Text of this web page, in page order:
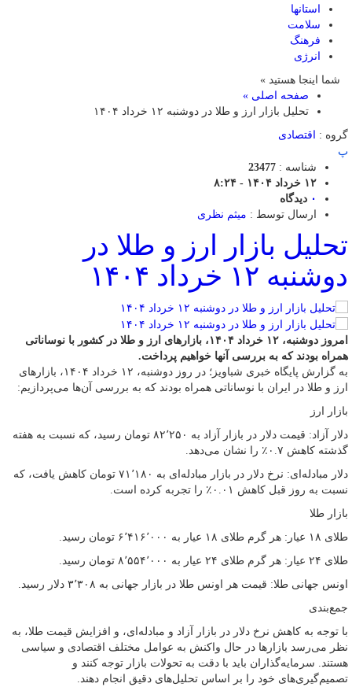
استانها
سلامت
فرهنگ
انرژی
شما اینجا هستید »
صفحه اصلی »
تحلیل بازار ارز و طلا در دوشنبه ۱۲ خرداد ۱۴۰۴
گروه :
اقتصادی
پ
شناسه : 23477
۱۲ خرداد ۱۴۰۴ - ۸:۲۴
۰ دیدگاه
ارسال توسط : میثم نظری
تحلیل بازار ارز و طلا در
دوشنبه ۱۲ خرداد ۱۴۰۴
امروز دوشنبه، ۱۲ خرداد ۱۴۰۴، بازارهای ارز و طلا در کشور با نوساناتی
همراه بودند که به بررسی آنها خواهیم پرداخت.
به گزارش پایگاه خبری شباویز؛ در روز دوشنبه، ۱۲ خرداد ۱۴۰۴، بازارهای
ارز و طلا در ایران با نوساناتی همراه بودند که به بررسی آن‌ها می‌پردازیم:
بازار ارز
دلار آزاد: قیمت دلار در بازار آزاد به ۸۲٬۲۵۰ تومان رسید، که نسبت به هفته
گذشته کاهش ۰.۷٪ را نشان می‌دهد.
دلار مبادله‌ای: نرخ دلار در بازار مبادله‌ای به ۷۱٬۱۸۰ تومان کاهش یافت، که
نسبت به روز قبل کاهش ۰.۰۱٪ را تجربه کرده است.
بازار طلا
طلای ۱۸ عیار: هر گرم طلای ۱۸ عیار به ۶٬۴۱۶٬۰۰۰ تومان رسید.
طلای ۲۴ عیار: هر گرم طلای ۲۴ عیار به ۸٬۵۵۴٬۰۰۰ تومان رسید.
اونس جهانی طلا: قیمت هر اونس طلا در بازار جهانی به ۳٬۳۰۸ دلار رسید.
جمع‌بندی
با توجه به کاهش نرخ دلار در بازار آزاد و مبادله‌ای، و افزایش قیمت طلا، به
نظر می‌رسد بازارها در حال واکنش به عوامل مختلف اقتصادی و سیاسی
هستند. سرمایه‌گذاران باید با دقت به تحولات بازار توجه کنند و
تصمیم‌گیری‌های خود را بر اساس تحلیل‌های دقیق انجام دهند.